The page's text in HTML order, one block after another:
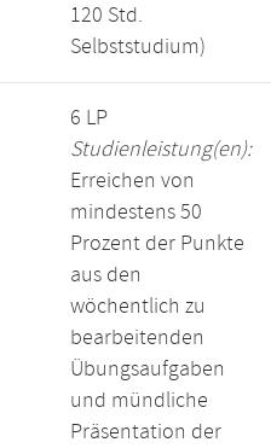
120 Std.
Selbststudium)
6 LP
Studienleistung(en):
Erreichen von
mindestens 50
Prozent der Punkte
aus den
wöchentlich zu
bearbeitenden
Übungsaufgaben
und mündliche
Präsentation der